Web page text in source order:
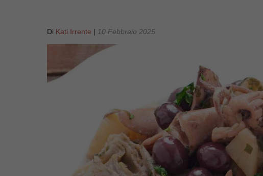
Di Kati Irrente | 10 Febbraio 2025